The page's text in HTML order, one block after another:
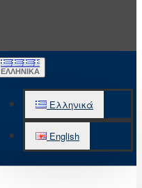
ΕΛΛΗΝΙΚΆ
Ελληνικά
English